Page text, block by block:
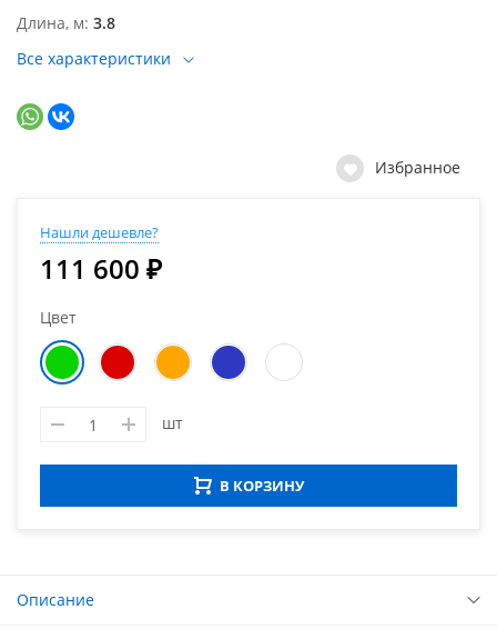
Длина, м 3.8
Все характеристики
Избранное
Нашли дешевле?
111 600 ₽
Цвет
шт
В КОРЗИНУ
Описание